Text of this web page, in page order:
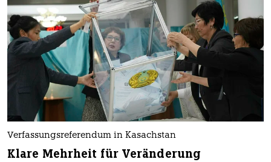
Verfassungsreferendum in Kasachstan
Klare Mehrheit für Veränderung